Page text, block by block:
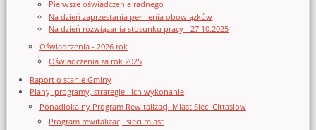
Pierwsze oświadczenie radnego
Na dzień zaprzestania pełnienia obowiązków
Na dzień rozwiązania stosunku pracy - 27.10.2025
Oświadczenia - 2026 rok
Oświadczenia za rok 2025
Raport o stanie Gminy
Plany, programy, strategie i ich wykonanie
Ponadlokalny Program Rewitalizacji Miast Sieci Cittaslow
Program rewitalizacji sieci miast